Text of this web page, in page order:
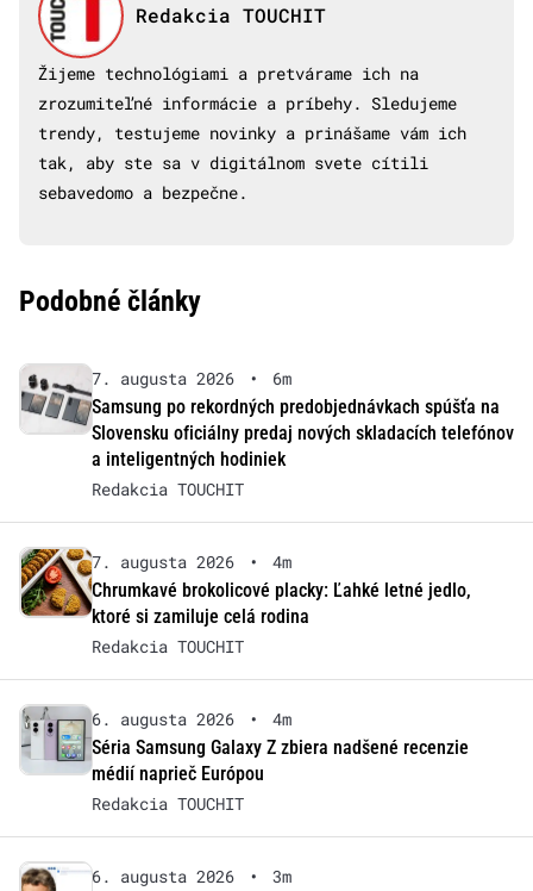
Redakcia TOUCHIT
Žijeme technológiami a pretvárame ich na
zrozumiteľné informácie a príbehy. Sledujeme
trendy, testujeme novinky a prinášame vám ich
tak, aby ste sa v digitálnom svete cítili
sebavedomo a bezpečne.
Podobné články
7. augusta 2026 •
6m
Samsung po rekordných predobjednávkach spúšťa na
Slovensku oficiálny predaj nových skladacích telefónov
a inteligentných hodiniek
Redakcia TOUCHIT
7. augusta 2026 •
4m
Chrumkavé brokolicové placky: Ľahké letné jedlo,
ktoré si zamiluje celá rodina
Redakcia TOUCHIT
6. augusta 2026 •
4m
Séria Samsung Galaxy Z zbiera nadšené recenzie
médií naprieč Európou
Redakcia TOUCHIT
6. augusta 2026 •
3m